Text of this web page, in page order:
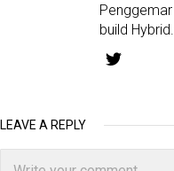
build
LEAVE A REPLY